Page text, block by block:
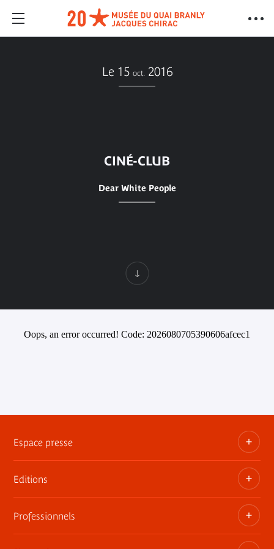
Le 15 oct. 2016
CINÉ-CLUB
Dear White People
Oops, an error occurred! Code: 2026080705390606afcec1
Espace presse
Dossiers, communiqués, bandes annonces
Contact presse
Editions
Les publications du musée
Professionnels